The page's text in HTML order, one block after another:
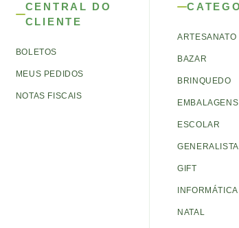
CENTRAL DO
CLIENTE
BOLETOS
MEUS PEDIDOS
NOTAS FISCAIS
ARTESANATO
BAZAR
BRINQUEDO
ESCOLAR
GENERALISTA
GIFT
INFORMÁTICA
NATAL